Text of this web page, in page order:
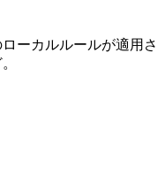
ーカルルールが適用さ